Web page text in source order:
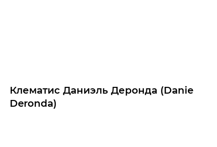
Клематис Даниэль Деронда (Danie
Deronda)